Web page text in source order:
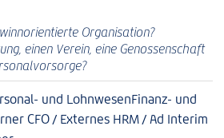
Organisation?
einen Verein, eine Genossenschaft
und LohnwesenFinanz- und
CFO / Externes HRM / Ad Interim